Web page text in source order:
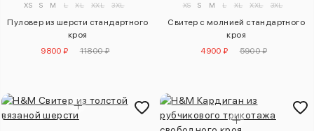
XS S M L XL XXL 3XL
Пуловер из шерсти стандартного
кроя
9800 ₽
11800 ₽
XS S M L XL XXL 3XL
Свитер с молнией стандартного
кроя
4900 ₽
5900 ₽